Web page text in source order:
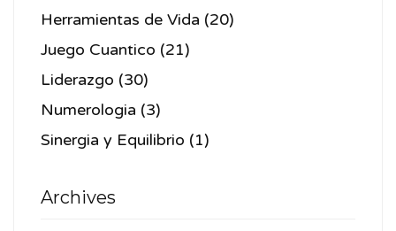
Herramientas de Vida (20)
Juego Cuantico (21)
Liderazgo (30)
Numerologia (3)
Sinergia y Equilibrio (1)
Archives